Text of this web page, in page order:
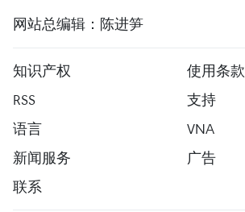
网站总编辑：陈进笋
知识产权
使用条款
RSS
支持
语言
VNA
新闻服务
广告
联系